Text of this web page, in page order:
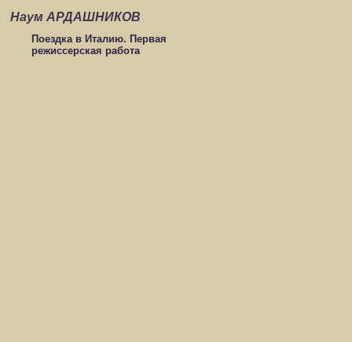
Наум АРДАШНИКОВ
Поездка в Италию. Первая
режиссерская работа